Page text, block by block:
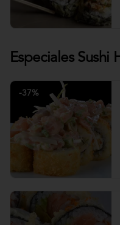
Especiales Sushi
-37%